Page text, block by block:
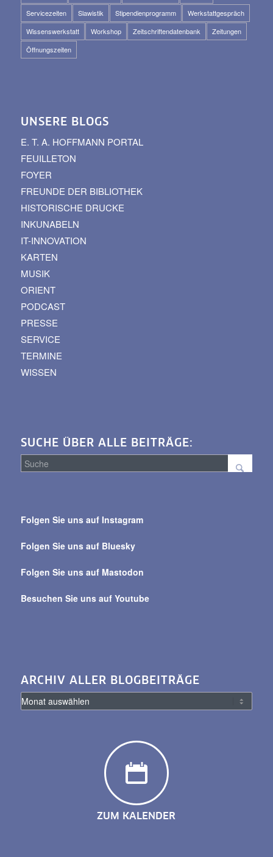
Servicezeiten
Slawistik Stipendienprogramm
Werkstattgespräch
Wissenswerkstatt
Workshop Zeitschriftendatenbank
Zeitungen
Öffnungszeiten
UNSERE BLOGS
E. T. A. HOFFMANN PORTAL
FEUILLETON
FOYER
FREUNDE DER BIBLIOTHEK
HISTORISCHE DRUCKE
INKUNABELN
IT-INNOVATION
KARTEN
MUSIK
ORIENT
PODCAST
PRESSE
SERVICE
TERMINE
WISSEN
SUCHE ÜBER ALLE BEITRÄGE:
alle
Folgen Sie uns auf Instagram
Folgen Sie uns auf Bluesky
Folgen Sie uns auf Mastodon
Besuchen Sie uns auf Youtube
ARCHIV ALLER BLOGBEITRÄGE
ZUM KALENDER